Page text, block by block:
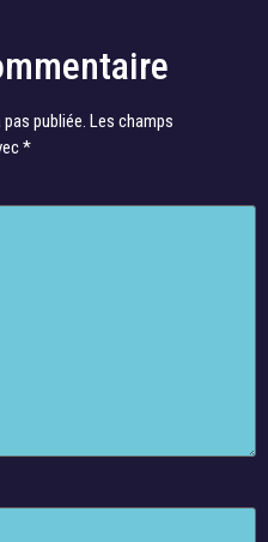
publiée. Les champs
*